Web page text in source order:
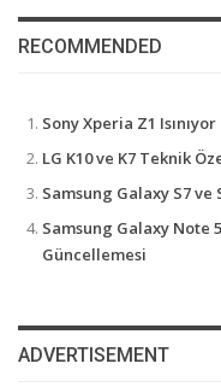
RECOMMENDED
Sony Xperia Z1 Isınıyor
LG K10 ve K7 Teknik
Samsung Galaxy S7
Samsung Galaxy Note
Güncellemesi
ADVERTISEMENT